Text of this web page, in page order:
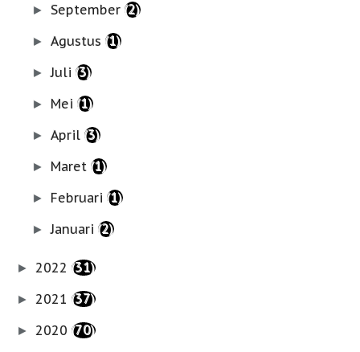
► September(2)
►Agustus(1)
►Juli(3)
► Mei(1)
►April(3)
► Maret(1)
► Februari(1)
►Januari(2)
► 2022 (31)
► 2021 (37)
► 2020 (70)